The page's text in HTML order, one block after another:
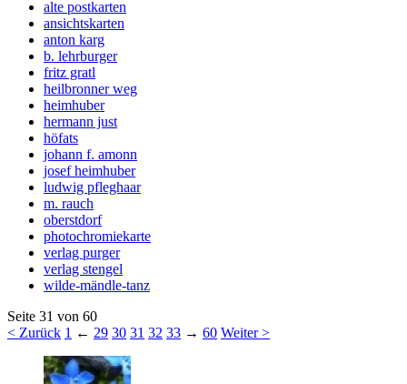
alte postkarten
ansichtskarten
anton karg
b. lehrburger
fritz gratl
heilbronner weg
heimhuber
hermann just
höfats
johann f. amonn
josef heimhuber
ludwig pfleghaar
m. rauch
oberstdorf
photochromiekarte
verlag purger
verlag stengel
wilde-mändle-tanz
Seite 31 von 60
< Zurück 1 ← 29 30 31 32 33 → 60 Weiter >